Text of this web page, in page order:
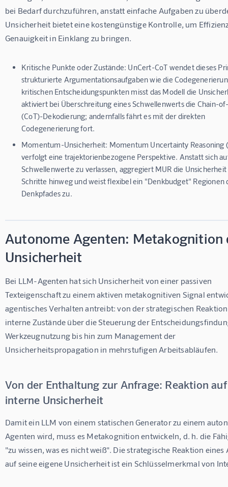
bei Bedarf durchzuführen, anstatt einfache Aufgaben zu
Unsicherheit bietet eine kostengünstige Kontrolle, um
Genauigkeit in Einklang zu bringen.
Kritische Punkte oder Zustände: UnCert-CoT wendet dieses
strukturierte Argumentationsaufgaben wie die
kritischen Entscheidungspunkten misst das Modell die
aktiviert bei Überschreitung eines Schwellenwerts die Chain-
(CoT)-Dekodierung; andernfalls fährt es mit der direkten
Codegenerierung fort.
Momentum-Unsicherheit: Momentum Uncertainty Reasoning
verfolgt eine trajektorienbezogene Perspektive. Anstatt sich
Schwellenwerte zu verlassen, aggregiert MUR die
Schritte hinweg und weist flexibel ein "Denkbudget" Regionen
Denkpfades zu.
Autonome Agenten: Metakognition
Unsicherheit
Bei LLM-Agenten hat sich Unsicherheit von einer passiven
Texteigenschaft zu einem aktiven metakognitiven Signal
agentisches Verhalten antreibt: von der strategischen
interne Zustände über die Steuerung der
Werkzeugnutzung bis hin zum Management der
Unsicherheitspropagation in mehrstufigen Arbeitsabläufen.
Von der Enthaltung zur Anfrage: Reaktion auf
interne Unsicherheit
Damit ein LLM von einem statischen Generator zu einem
Agenten wird, muss es Metakognition entwickeln, d. h. die
"zu wissen, was es nicht weiß". Die strategische Reaktion
auf seine eigene Unsicherheit ist ein Schlüsselmerkmal von